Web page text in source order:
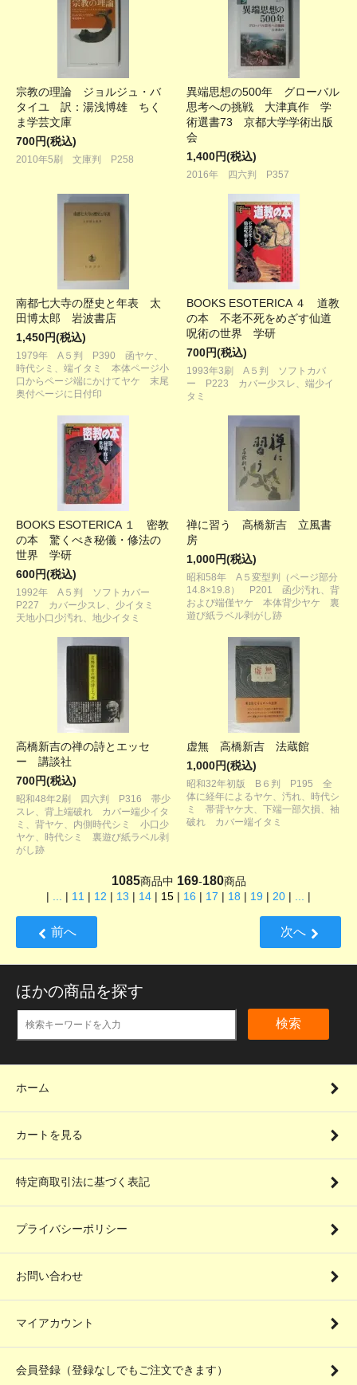
宗教の理論 ジョルジュ・バ
タイユ 訳：湯浅博雄 ちく
ま学芸文庫
700円(税込)
2010年5刷 文庫判 P258
異端思想の500年 グローバル
思考への挑戦 大津真作 学
術選書73 京都大学学術出版
会
1,400円(税込)
2016年 四六判 P357
南都七大寺の歴史と年表 太
田博太郎 岩波書店
1,450円(税込)
1979年 A５判 P390 函ヤケ、
時代シミ、端イタミ 本体ページ小
口からページ端にかけてヤケ 末尾
奥付ページに日付印
BOOKS ESOTERICA ４ 道教
の本 不老不死をめざす仙道
呪術の世界 学研
700円(税込)
1993年3刷 A５判 ソフトカバ
ー P223 カバー少スレ、端少イ
タミ
BOOKS ESOTERICA １ 密教
の本 驚くべき秘儀・修法の
世界 学研
600円(税込)
1992年 A５判 ソフトカバー
P227 カバー少スレ、少イタミ
天地小口少汚れ、地少イタミ
禅に習う 高橋新吉 立風書
房
1,000円(税込)
昭和58年 A５変型判（ページ部分
14.8×19.8） P201 函少汚れ、背
および端僅ヤケ 本体背少ヤケ 裏
遊び紙ラベル剥がし跡
高橋新吉の禅の詩とエッセ
ー 講談社
700円(税込)
昭和48年2刷 四六判 P316 帯少
スレ、背上端破れ カバー端少イタ
ミ、背ヤケ、内側時代シミ 小口少
ヤケ、時代シミ 裏遊び紙ラベル剥
がし跡
虚無 高橋新吉 法蔵館
1,000円(税込)
昭和32年初版 B６判 P195 全
体に経年によるヤケ、汚れ、時代シ
ミ 帯背ヤケ大、下端一部欠損、袖
破れ カバー端イタミ
1085商品中 169-180商品
| ... | 11 | 12 | 13 | 14 | 15 | 16 | 17 | 18 | 19 | 20 | ... |
前へ 次へ
ほかの商品を探す
検索
ホーム
カートを見る
特定商取引法に基づく表記
プライバシーポリシー
お問い合わせ
マイアカウント
会員登録（登録なしでもご注文できます）